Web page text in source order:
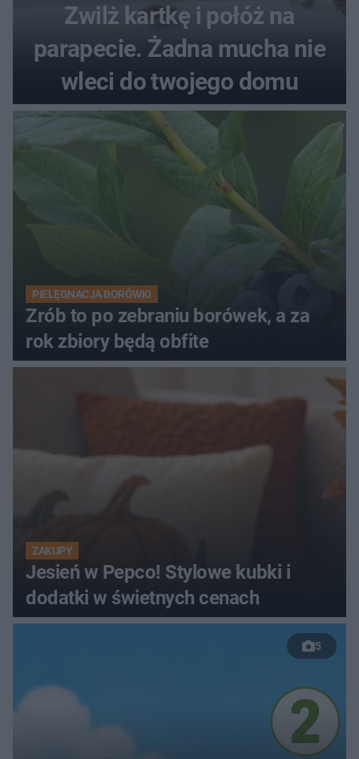
Zwilż kartkę i połóż na
parapecie. Żadna mucha nie
wleci do twojego domu
PIELĘGNACJA BORÓWKI
Zrób to po zebraniu borówek, a za
rok zbiory będą obfite
ZAKUPY
Jesień w Pepco! Stylowe kubki i
dodatki w świetnych cenach
5